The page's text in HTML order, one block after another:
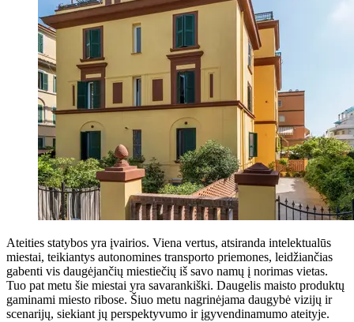
Ateities statybos yra įvairios. Viena vertus, atsiranda intelektualūs
miestai, teikiantys autonomines transporto priemones, leidžiančias
gabenti vis daugėjančių miestiečių iš savo namų į norimas vietas.
Tuo pat metu šie miestai yra savarankiški. Daugelis maisto produktų
gaminami miesto ribose. Šiuo metu nagrinėjama daugybė vizijų ir
scenarijų, siekiant jų perspektyvumo ir įgyvendinamumo ateityje.